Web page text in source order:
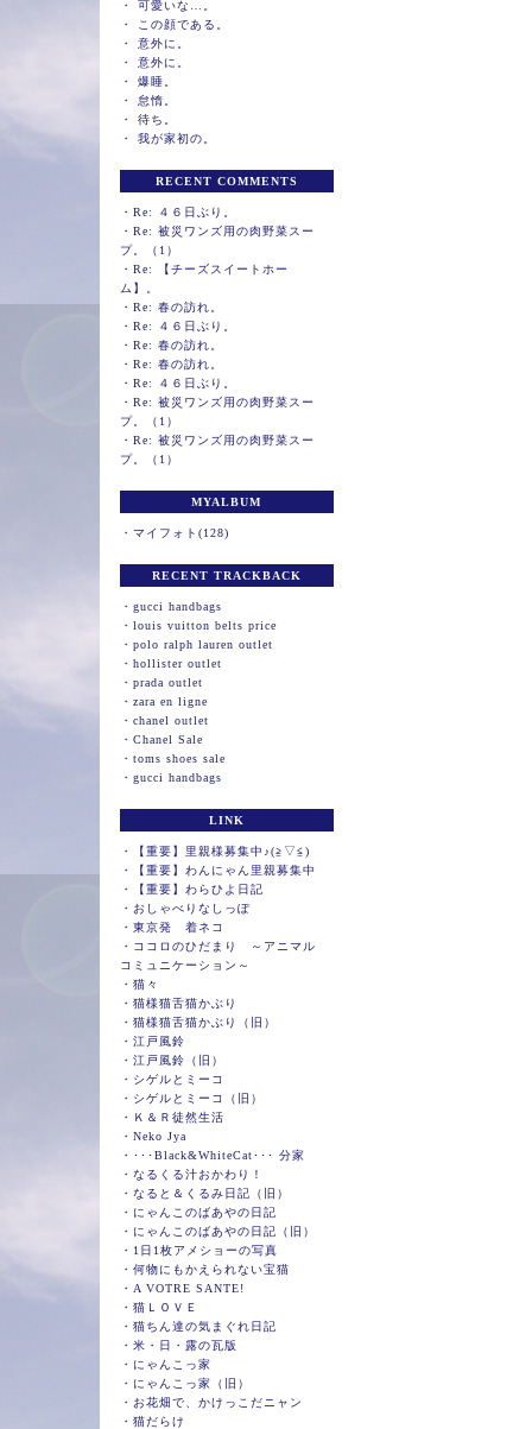
・
可愛いな…。
・
この顔である。
・
意外に。
・
意外に。
・
爆睡。
・
怠惰。
・
待ち。
・
我が家初の。
RECENT COMMENTS
・ Re: ４６日ぶり。
・ Re: 被災ワンズ用の肉野菜スー
プ。（1）
・ Re: 【チーズスイートホー
ム】。
・ Re: 春の訪れ。
・ Re: ４６日ぶり。
・ Re: 春の訪れ。
・ Re: 春の訪れ。
・ Re: ４６日ぶり。
・ Re: 被災ワンズ用の肉野菜スー
プ。（1）
・ Re: 被災ワンズ用の肉野菜スー
プ。（1）
MYALBUM
・ マイフォト(128)
RECENT TRACKBACK
・ gucci handbags
・ louis vuitton belts price
・ polo ralph lauren outlet
・ hollister outlet
・ prada outlet
・ zara en ligne
・ chanel outlet
・ Chanel Sale
・ toms shoes sale
・ gucci handbags
LINK
・
【重要】里親様募集中♪(≧▽≦)
・
【重要】わんにゃん里親募集中
・
【重要】わらひよ日記
・ おしゃべりなしっぽ
・ 東京発 着ネコ
・ ココロのひだまり ～アニマル
コミュニケーション～
・ 猫々
・ 猫様猫舌猫かぶり
・ 猫様猫舌猫かぶり（旧）
・ 江戸風鈴
・ 江戸風鈴（旧）
・ シゲルとミーコ
・ シゲルとミーコ（旧）
・
Ｋ＆Ｒ徒然生活
・ Neko Jya
・ ･･･Black&WhiteCat･･･ 分家
・ なるくる汁おかわり！
・ なると＆くるみ日記（旧）
・ にゃんこのばあやの日記
・ にゃんこのばあやの日記（旧）
・ 1日1枚アメショーの写真
・ 何物にもかえられない宝猫
・ A VOTRE SANTE!
・ 猫ＬＯＶＥ
・ 猫ちん達の気まぐれ日記
・ 米・日・露の瓦版
・ にゃんこっ家
・ にゃんこっ家（旧）
・ お花畑で、かけっこだニャン
・ 猫だらけ